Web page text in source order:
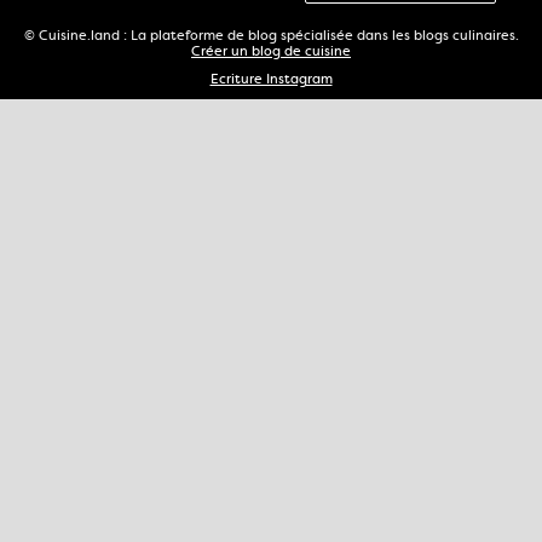
© Cuisine.land : La plateforme de blog spécialisée dans les blogs culinaires.
Créer un blog de cuisine
Ecriture Instagram